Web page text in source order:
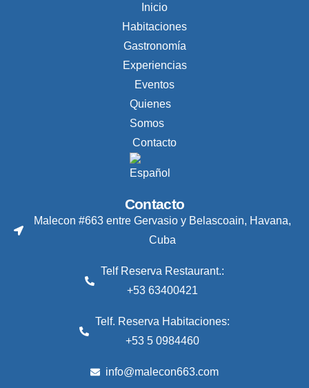
Inicio
Habitaciones
Gastronomía
Experiencias
Eventos
Quienes
Somos
Contacto
Contacto
Malecon #663 entre Gervasio y Belascoain, Havana,
Cuba
Telf Reserva Restaurant.:
+53 63400421
Telf. Reserva Habitaciones:
+53 5 0984460
info@malecon663.com